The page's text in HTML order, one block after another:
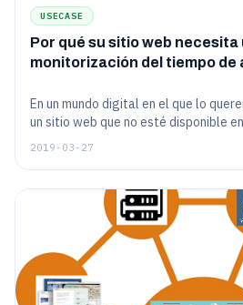
USECASE
Por qué su sitio web necesita
monitorización del tiempo de
En un mundo digital en el que lo
un sitio web que no esté disponible
sitio web al que probablemente no
Entonces, ¿cómo puede hacer un
las 24 horas del día, los 7 días de la
2019-03-27